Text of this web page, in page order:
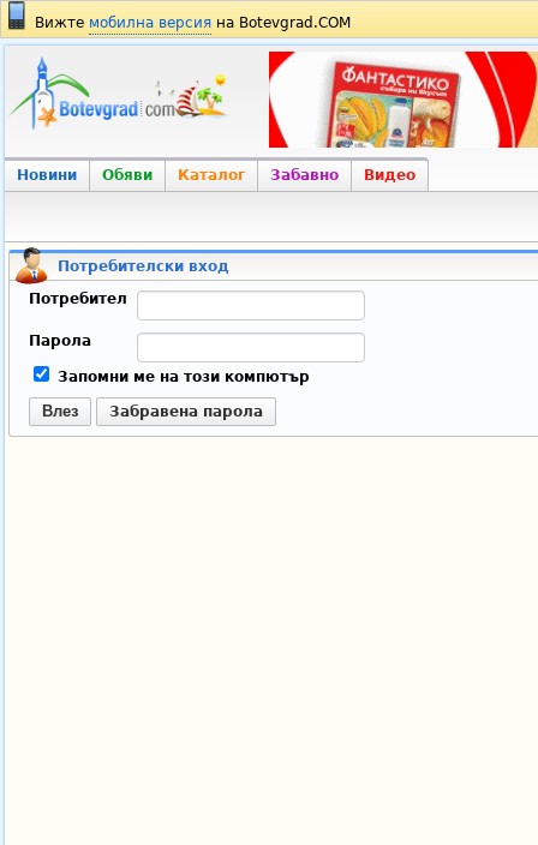
Вижте мобилна версия на Botevgrad.COM
Новини Обяви Каталог Забавно Видео
Потребителски вход
Потребител
Парола
Запомни ме на този компютър
Влез Забравена парола